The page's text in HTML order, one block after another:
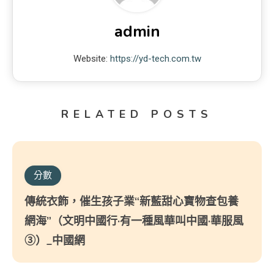
admin
Website: https://yd-tech.com.tw
RELATED POSTS
分數
傳統衣飾，催生孩子業“新藍甜心寶物查包養
網海”（文明中國行·有一種風華叫中國·華服風
③）_中國網